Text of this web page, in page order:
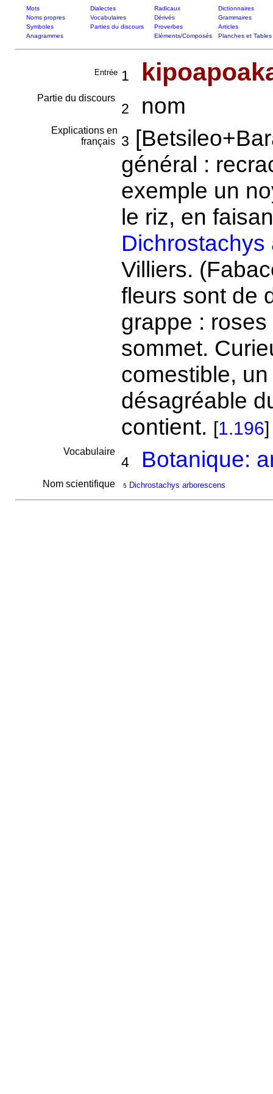
Mots Dialectes Radicaux
Dictionnaires
Noms propres
Vocabulaires Dérivés
Grammaires
Symboles
Parties du discours Proverbes
Articles
Anagrammes
Eléments/Composés Planches et Tables
Entrée 1
Partie du discours
2 nom
Explications en
français
3
général :
exemple un
le riz, en
Villiers.
fleurs sont de
grappe :
sommet.
comestible,
désagréable
contient. [1.196]
Vocabulaire
4 Botanique:
Nom scientifique 5 Dichrostachys arborescens